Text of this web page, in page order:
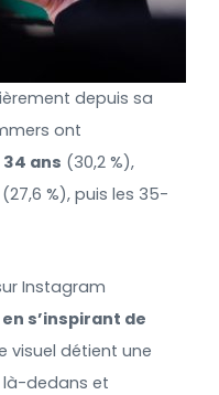
depuis sa
ont
ans (30,2 %),
%), puis les 35-
Instagram
s’inspirant de
visuel détient une
dedans et